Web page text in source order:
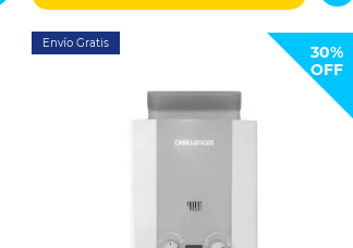
Envío Gratis
30%
OFF